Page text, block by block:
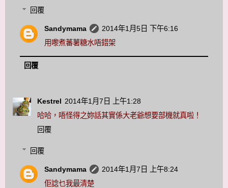
回覆
Sandymama
2014年1月5日 下午6:16
用嚟煮蕃薯糖水唔錯架
回覆
Kestrel 2014年1月7日 上午1:28
哈哈，唔怪得之妳話其實係大老爺想要部機就真啦！
回覆
回覆
Sandymama
2014年1月7日 上午8:24
佢諗乜我最清楚